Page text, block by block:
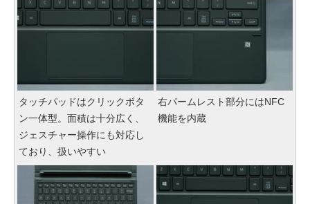
タッチパッドはクリックボタ
ン一体型。面積は十分広く、
ジェスチャー操作にも対応し
ており、扱いやすい
右パームレスト部分にはNFC
機能を内蔵